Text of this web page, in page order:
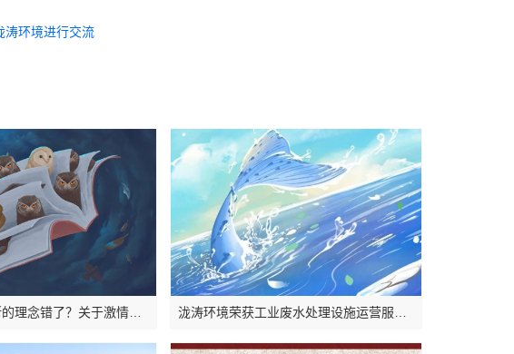
涛环境进行交流
【文苑】乔布斯的理念错了？关于激情假设，这本书另有说法